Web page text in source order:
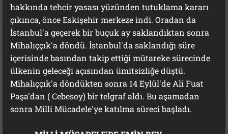
hakkında tehcir yasası yüzünden tutuklama kararı
çıkınca, önce Eskişehir merkeze indi. Oradan da
İstanbul'a geçerek bir buçuk ay saklandıktan sonra
Mihalıççık'a döndü. İstanbul'da saklandığı süre
içerisinde basından takip ettiği mütareke sürecinde
ülkenin geleceği açısından ümitsizliğe düştü.
Mihalıççık'a döndükten sonra 14 Eylül'de Ali Fuat
Paşa'dan ( Cebesoy) bir telgraf aldı. Bu aşamadan
sonra Milli Mücadele'ye katılma süreci başladı.